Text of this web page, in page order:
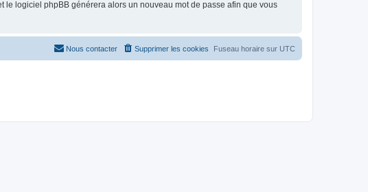
le logiciel phpBB générera alors un nouveau mot de passe afin que vous
Fuseau horaire sur UTC
Supprimer les cookies
Nous contacter